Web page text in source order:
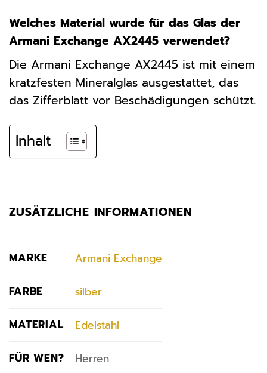
Welches Material wurde für das Glas der
Armani Exchange AX2445 verwendet?
Die Armani Exchange AX2445 ist mit einem
kratzfesten Mineralglas ausgestattet, das
das Zifferblatt vor Beschädigungen schützt.
Inhalt
ZUSÄTZLICHE INFORMATIONEN
MARKE Armani Exchange
FARBE silber
MATERIAL Edelstahl
FÜR WEN? Herren